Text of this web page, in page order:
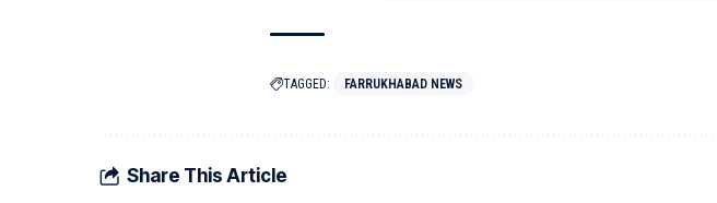
TAGGED: FARRUKHABAD NEWS
Share This Article